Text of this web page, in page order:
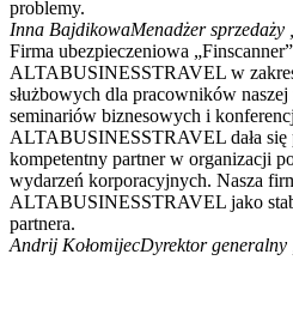
problemy.
Inna BajdikowaMenadżer
Firma ubezpieczeniowa
ALTABUSINESSTRAVEL w
służbowych dla pracowników
seminariów biznesowych i
ALTABUSINESSTRAVEL dała się
kompetentny partner w organizacji
wydarzeń korporacyjnych. Nasza
ALTABUSINESSTRAVEL jako
partnera.
Andrij KołomijecDyrektor